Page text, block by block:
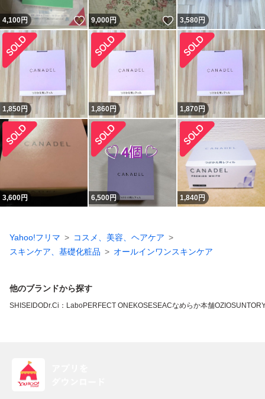
4,100円 いいね！
9,000円 いいね！
3,580円
1,850円 1,860円 1,870円
3,600円 6,500円 1,840円
Yahoo!フリマ
コスメ、美容、ヘアケア
スキンケア、基礎化粧品
オールインワンスキンケア
他のブランドから探す
SHISEIDODr.Ci：LaboPERFECT ONEKOSESEACなめらか本舗OZIO